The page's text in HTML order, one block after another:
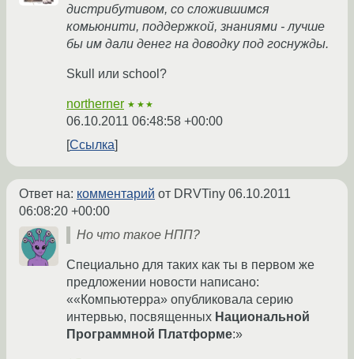
дистрибутивом, со сложившимся
комьюнити, поддержкой, знаниями - лучше
бы им дали денег на доводку под госнужды.
Skull или school?
northerner ★★★
06.10.2011 06:48:58 +00:00
Ссылка
Ответ на: комментарий от DRVTiny 06.10.2011
06:08:20 +00:00
Но что такое НПП?
Специально для таких как ты в первом же
предложении новости написано:
««Компьютерра» опубликовала серию
интервью, посвященных Национальной
Программной Платформе:»